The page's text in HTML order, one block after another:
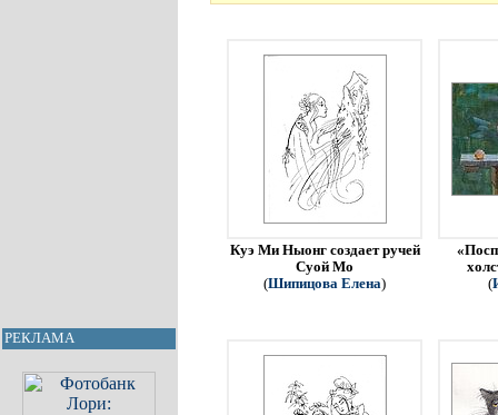
РЕКЛАМА
Куэ Ми Ныонг создает ручей
Суой Мо
(Шипицова Елена)
(